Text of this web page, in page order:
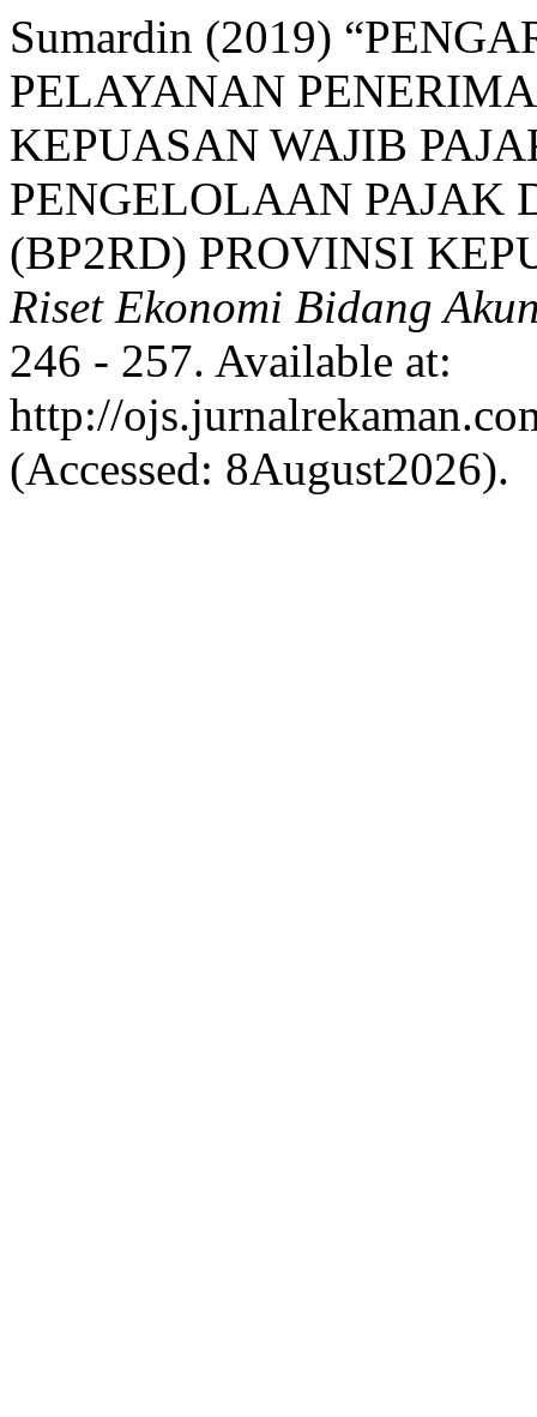
Sumardin (2019)
PELAYANAN
KEPUASAN WAJIB
PENGELOLAAN PAJAK
(BP2RD) PROVINSI
Riset Ekonomi Bidang
246 - 257. Available at:
http://
(Accessed: 8August2026).